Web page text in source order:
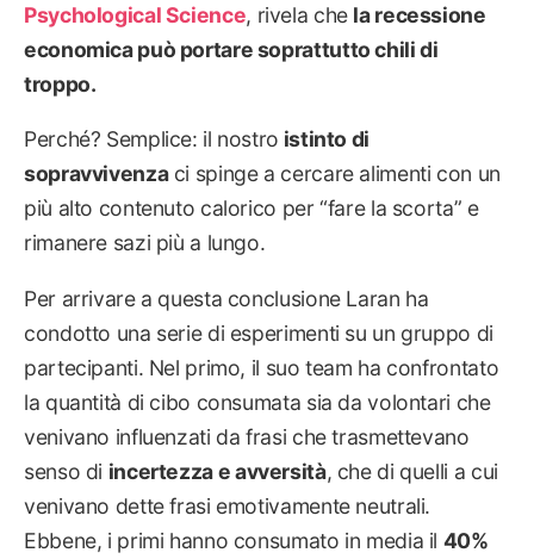
Psychological Science, rivela che la recessione
economica può portare soprattutto chili di
troppo.
Perché? Semplice: il nostro istinto di
sopravvivenzaci spinge a cercare alimenti con un
più alto contenuto calorico per “fare la scorta” e
rimanere sazi più a lungo.
Per arrivare a questa conclusione Laran ha
condotto una serie di esperimenti su un gruppo di
partecipanti. Nel primo, il suo team ha confrontato
la quantità di cibo consumata sia da volontari che
venivano influenzati da frasi che trasmettevano
senso di incertezza e avversità, che di quelli a cui
venivano dette frasi emotivamente neutrali.
Ebbene, i primi hanno consumato in media il 40%